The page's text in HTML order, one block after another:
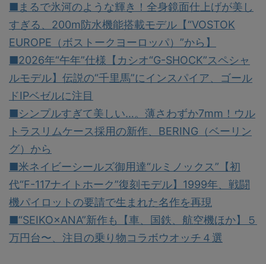
■まるで氷河のような輝き！全身鏡面仕上げが美し
すぎる、200m防水機能搭載モデル【“VOSTOK
EUROPE（ボストークヨーロッパ）”から】
■2026年“午年”仕様【カシオ“G-SHOCK”スペシャ
ルモデル】伝説の“千里馬”にインスパイア、ゴール
ドIPベゼルに注目
■シンプルすぎて美しい…。薄さわずか7mm！ウル
トラスリムケース採用の新作、BERING（ベーリン
グ）から
■米ネイビーシールズ御用達“ルミノックス”【初
代“F-117ナイトホーク”復刻モデル】1999年、戦闘
機パイロットの要請で生まれた名作を再現
■“SEIKO×ANA”新作も【車、国鉄、航空機ほか】５
万円台〜、注目の乗り物コラボウオッチ４選